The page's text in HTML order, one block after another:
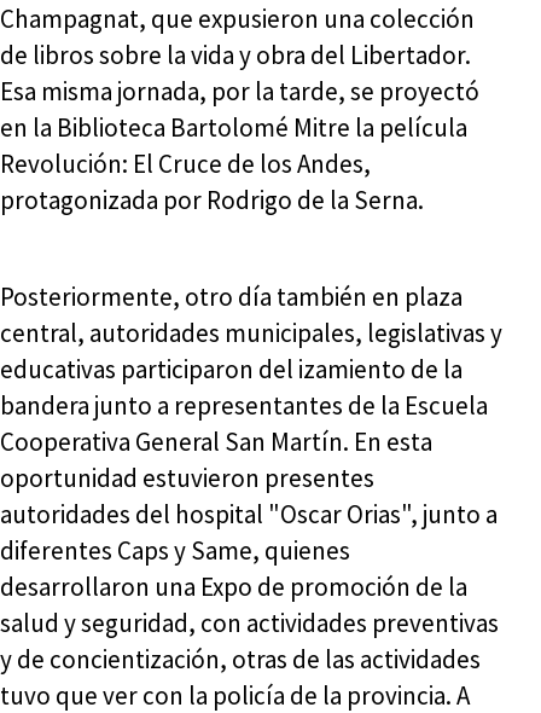
Champagnat, que expusieron una colección
de libros sobre la vida y obra del Libertador.
Esa misma jornada, por la tarde, se proyectó
en la Biblioteca Bartolomé Mitre la película
Revolución: El Cruce de los Andes,
protagonizada por Rodrigo de la Serna.
Posteriormente, otro día también en plaza
central, autoridades municipales, legislativas y
educativas participaron del izamiento de la
bandera junto a representantes de la Escuela
Cooperativa General San Martín. En esta
oportunidad estuvieron presentes
autoridades del hospital "Oscar Orias", junto a
diferentes Caps y Same, quienes
desarrollaron una Expo de promoción de la
salud y seguridad, con actividades preventivas
y de concientización, otras de las actividades
tuvo que ver con la policía de la provincia. A